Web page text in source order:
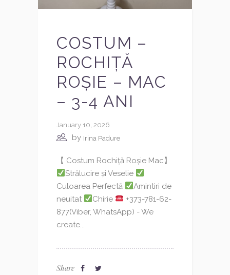
COSTUM –
ROCHIȚĂ
ROȘIE – MAC
– 3-4 ANI
January 10, 2026
by Irina Padure
【 Costum Rochiță Roșie Mac】
Strălucire și Veselie
Culoarea Perfectă
Amintiri de
neuitat
Chirie
+373-781-62-
877(Viber, WhatsApp) - We
create...
Share